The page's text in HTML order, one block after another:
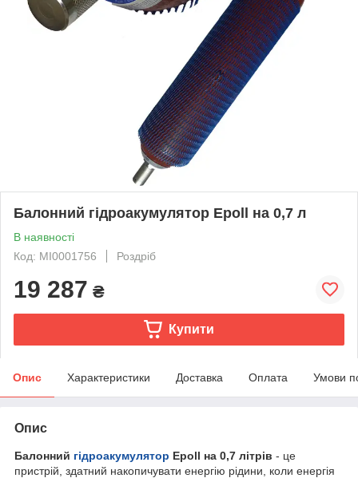
Балонний гідроакумулятор Epoll на 0,7 л
В наявності
Код: MI0001756
Роздріб
19 287 ₴
Купити
Опис Характеристики Доставка Оплата Умови
Опис
Балонний гідроакумулятор Epoll на 0,7 літрів - це
пристрій, здатний накопичувати енергію рідини, коли енергія